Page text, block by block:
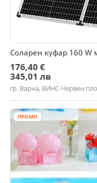
Соларен куфар 160 W
176,40 €
345,01 лв
гр. Варна, ВИНС-Червен
ПРОМО